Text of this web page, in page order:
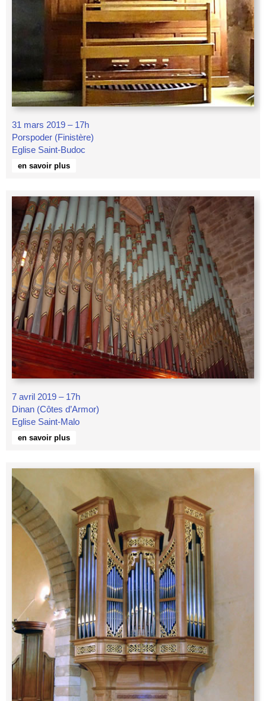
31 mars 2019 – 17h
Porspoder (Finistère)
Eglise Saint-Budoc
en savoir plus
7 avril 2019 – 17h
Dinan (Côtes d’Armor)
Eglise Saint-Malo
en savoir plus